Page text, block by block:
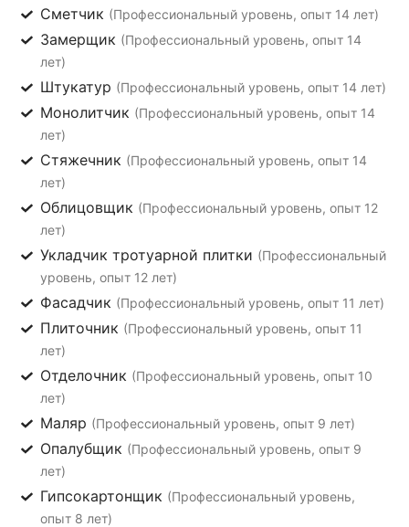
Сметчик (Профессиональный уровень, опыт 14 лет)
Замерщик (Профессиональный уровень, опыт 14
лет)
Штукатур (Профессиональный уровень, опыт 14 лет)
Монолитчик (Профессиональный уровень, опыт 14
лет)
Стяжечник (Профессиональный уровень, опыт 14
лет)
Облицовщик (Профессиональный уровень, опыт 12
лет)
Укладчик тротуарной плитки (Профессиональный
уровень, опыт 12 лет)
Фасадчик (Профессиональный уровень, опыт 11 лет)
Плиточник (Профессиональный уровень, опыт 11
лет)
Отделочник (Профессиональный уровень, опыт 10
лет)
Маляр (Профессиональный уровень, опыт 9 лет)
Опалубщик (Профессиональный уровень, опыт 9
лет)
Гипсокартонщик (Профессиональный уровень,
опыт 8 лет)